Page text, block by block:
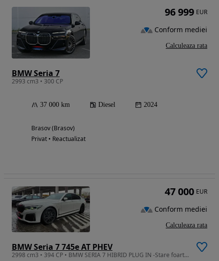
BMW Seria 7
2993 cm3 • 300 CP
37 000 km Diesel 2024
Brasov (Brasov)
Privat • Reactualizat
96 999 EUR
Conform mediei
Calculeaza rata
BMW Seria 7 745e AT PHEV
2998 cm3 • 394 CP • BMW SERIA 7 HIBRID PLUG IN -Stare foarte buna!!
47 000 EUR
Conform mediei
Calculeaza rata